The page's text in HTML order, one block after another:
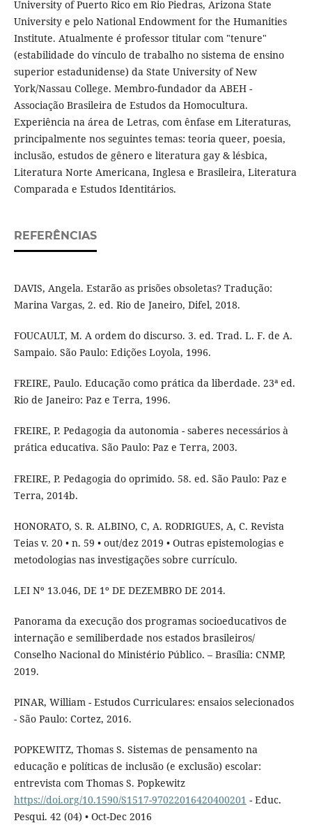
University of Puerto Rico em Rio Piedras, Arizona State
University e pelo National Endowment for the Humanities
Institute. Atualmente é professor titular com "tenure"
(estabilidade do vínculo de trabalho no sistema de ensino
superior estadunidense) da State University of New
York/Nassau College. Membro-fundador da ABEH -
Associação Brasileira de Estudos da Homocultura.
Experiência na área de Letras, com ênfase em Literaturas,
principalmente nos seguintes temas: teoria queer, poesia,
inclusão, estudos de gênero e literatura gay & lésbica,
Literatura Norte Americana, Inglesa e Brasileira, Literatura
Comparada e Estudos Identitários.
REFERÊNCIAS
DAVIS, Angela. Estarão as prisões obsoletas? Tradução:
Marina Vargas, 2. ed. Rio de Janeiro, Difel, 2018.
FOUCAULT, M. A ordem do discurso. 3. ed. Trad. L. F. de A.
Sampaio. São Paulo: Edições Loyola, 1996.
FREIRE, Paulo. Educação como prática da liberdade. 23ª ed.
Rio de Janeiro: Paz e Terra, 1996.
FREIRE, P. Pedagogia da autonomia - saberes necessários à
prática educativa. São Paulo: Paz e Terra, 2003.
FREIRE, P. Pedagogia do oprimido. 58. ed. São Paulo: Paz e
Terra, 2014b.
HONORATO, S. R. ALBINO, C, A. RODRIGUES, A, C. Revista
Teias v. 20 • n. 59 • out/dez 2019 • Outras epistemologias e
metodologias nas investigações sobre currículo.
LEI Nº 13.046, DE 1º DE DEZEMBRO DE 2014.
Panorama da execução dos programas socioeducativos de
internação e semiliberdade nos estados brasileiros/
Conselho Nacional do Ministério Público. – Brasília: CNMP,
2019.
PINAR, William - Estudos Curriculares: ensaios selecionados
- São Paulo: Cortez, 2016.
POPKEWITZ, Thomas S. Sistemas de pensamento na
educação e políticas de inclusão (e exclusão) escolar:
entrevista com Thomas S. Popkewitz
https://doi.org/10.1590/S1517-97022016420400201 - Educ.
Pesqui. 42 (04) • Oct-Dec 2016